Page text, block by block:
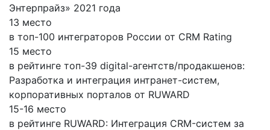
Энтерпрайз» 2021 года
13 место
в топ-100 интеграторов России от CRM Rating
15 место
в рейтинге топ-39 digital-агентств/продакшенов:
Разработка и интеграция интранет-систем,
корпоративных порталов от RUWARD
15-16 место
в рейтинге RUWARD: Интеграция CRM-систем за